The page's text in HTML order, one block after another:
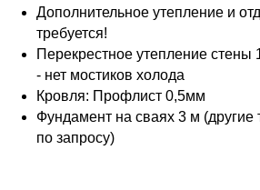
Дополнительное утепление и
требуется!
Перекрестное утепление
- нет мостиков холода
Кровля: Профлист 0,5мм
Фундамент на сваях 3 м
по запросу)